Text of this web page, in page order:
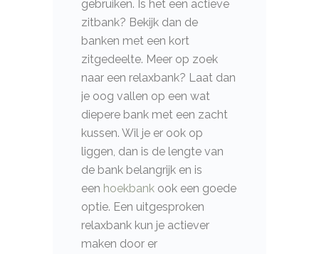
gebruiken. Is het een actieve
zitbank? Bekijk dan de
banken met een kort
zitgedeelte. Meer op zoek
naar een relaxbank? Laat dan
je oog vallen op een wat
diepere bank met een zacht
kussen. Wil je er ook op
liggen, dan is de lengte van
de bank belangrijk en is
een hoekbank ook een goede
optie. Een uitgesproken
relaxbank kun je actiever
maken door er